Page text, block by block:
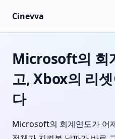
Skip to content
Cinevva
Microsoft의 회
고, Xbox의 리
다
Microsoft의 회계연도가 어